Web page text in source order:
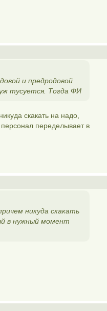
и предродовой
тусуется. Тогда ФИ
скакать на надо,
переделывает в
никуда скакать
в нужный момент